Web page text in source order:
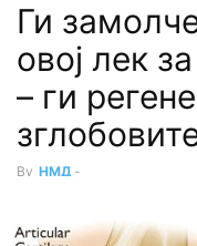
Ги
овој лек
– ги
By НМД -